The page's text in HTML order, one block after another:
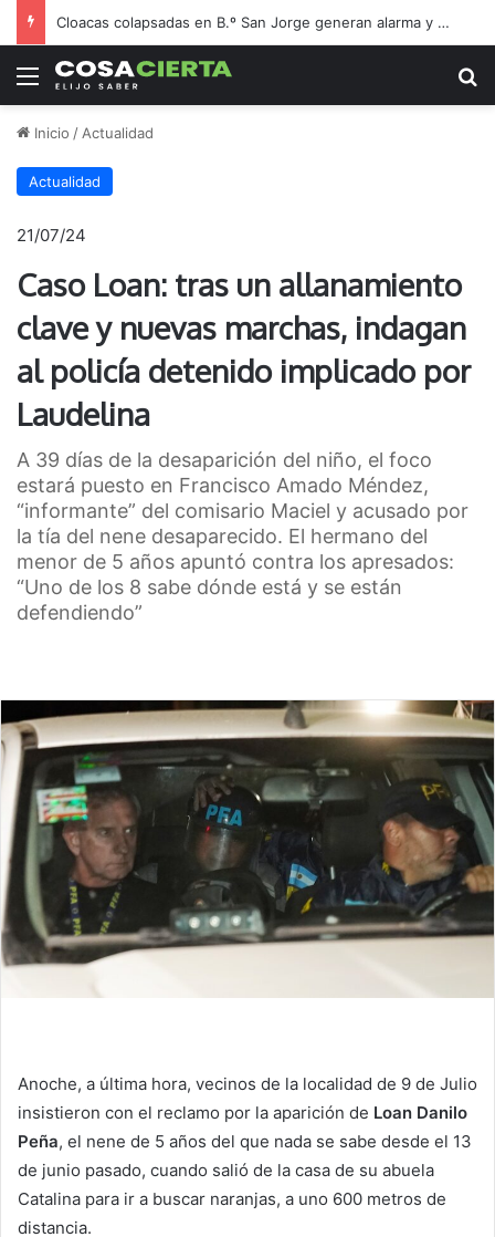
Cloacas colapsadas en B.º San Jorge generan alarma y enojo vecinal
Menú
Inicio / Actualidad
Actualidad
21/07/24
Caso Loan: tras un allanamiento
clave y nuevas marchas, indagan
al policía detenido implicado por
Laudelina
A 39 días de la desaparición del niño, el foco
estará puesto en Francisco Amado Méndez,
“informante” del comisario Maciel y acusado por
la tía del nene desaparecido. El hermano del
menor de 5 años apuntó contra los apresados:
“Uno de los 8 sabe dónde está y se están
defendiendo”
Anoche, a última hora, vecinos de la localidad de 9 de Julio
insistieron con el reclamo por la aparición de Loan Danilo
Peña, el nene de 5 años del que nada se sabe desde el 13
de junio pasado, cuando salió de la casa de su abuela
Catalina para ir a buscar naranjas, a uno 600 metros de
distancia.